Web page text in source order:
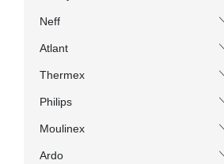
Neff
Atlant
Thermex
Philips
Moulinex
Ardo